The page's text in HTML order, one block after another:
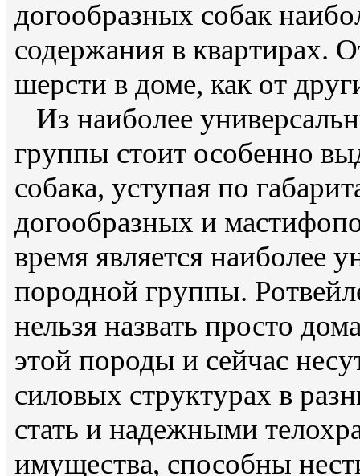
догообразных собак
содержания в квартирах.
шерсти в доме, как от
Из наиболее
группы стоит особенно
собака, уступая по
догообразных и
время является наиболее
породной группы.
нельзя назвать просто
этой породы и сейчас
силовых структурах в
стать и надежными
имущества, способны